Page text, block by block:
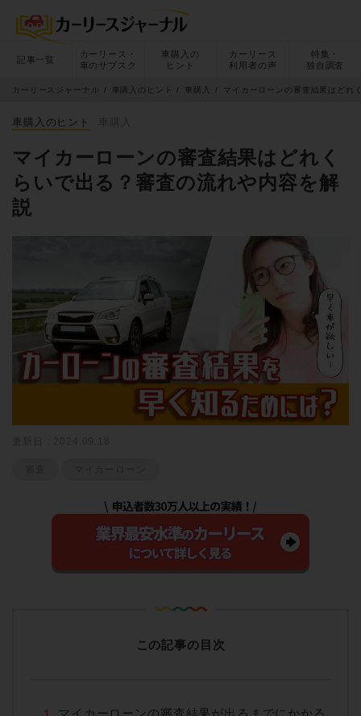
記事一覧
カーリース・
車のサブスク
車購入の
ヒント
カーリース
利用者の声
特集・
独自調査
カーリースジャーナル 車購入のヒント 車購入 マイカーローンの審査結果はどれ
車購入のヒント
マイカーローンの審査結果はどれく
らいで出る？審査の流れや内容を解
説
この記事の目次
マイカーローンの審査結果が出るまでにかかる